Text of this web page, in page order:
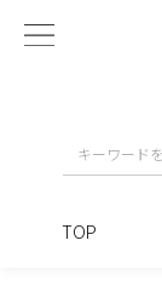
TOP